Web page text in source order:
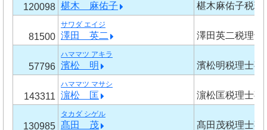
120098 椹木 麻佑子 椹木麻佑子税理
81500
サワダ エイジ
澤田 英二 澤田英二税理士
57796
ハママツ アキラ
濱松 明 濱松明税理士事
143311
ハママツ マサシ
濵松 匡 濵松匡税理士事
130985
タカダ シゲル
髙田 茂 髙田茂税理士事